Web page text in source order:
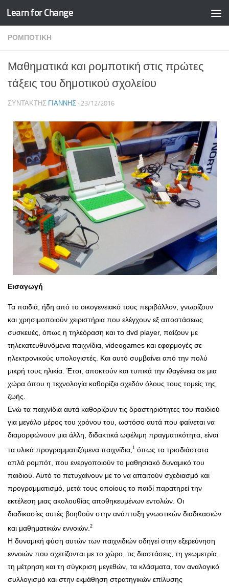
Skip to content
Learn for Change
ΡΟΜΠΟΤΙΚΉ
Μαθηματικά και ρομποτική στις πρώτες
τάξεις του δημοτικού σχολείου
ΣΥΝΤΆΚΤΗΣ ΓΙΆΝΝΗΣ · 23/12/2016
Εισαγωγή
Τα παιδιά, ήδη από το οικογενειακό τους περιβάλλον, γνωρίζουν
και χρησιμοποιούν χειριστήρια που ελέγχουν εξ αποστάσεως
συσκευές, όπως η τηλεόραση και το dvd player, παίζουν με
τηλεκατευθυνόμενα παιχνίδια, videogames και εφαρμογές σε
ηλεκτρονικούς υπολογιστές. Και αυτό συμβαίνει από την πολύ
μικρή τους ηλικία. Έτσι, αποκτούν και τυπικά την ιθαγένεια σε μια
χώρα όπου η τεχνολογία καθορίζει σχεδόν όλους τους τομείς της
ζωής.
Ενώ τα παιχνίδια αυτά καθορίζουν τις δραστηριότητες του παιδιού
για μεγάλο μέρος του χρόνου του, ωστόσο αυτά που φαίνεται να
διαμορφώνουν μια άλλη, διδακτικά ωφέλιμη πραγματικότητα, είναι
τα υλικά προγραμματιζόμενα παιχνίδια, 1 όπως τα τρισδιάστατα
απλά ρομπότ, που ενεργοποιούν το μαθησιακό δυναμικό του
παιδιού. Αυτό το πετυχαίνουν με το να απαιτούν σχεδιασμό και
προγραμματισμό, μετά τους οποίους το παιδί παρατηρεί την
εκτέλεση μιας ακολουθίας αποθηκευμένων εντολών. Οι
διαδικασίες αυτές βοηθούν στην ανάπτυξη γνωστικών διαδικασιών
και μαθηματικών εννοιών.2
Η δυναμική φύση αυτών των παιχνιδιών οδηγεί στην εξερεύνηση
εννοιών που σχετίζονται με το χώρο, τις διαστάσεις, τη γεωμετρία,
τη μέτρηση και τη σύγκριση μεγεθών, τα κλάσματα, τον αναλογικό
συλλογισμό και στην εκμάθηση στρατηγικών επίλυσης